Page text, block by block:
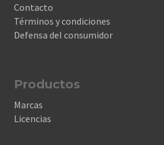
Contacto
Términos y condiciones
Defensa del consumidor
Productos
Marcas
Licencias